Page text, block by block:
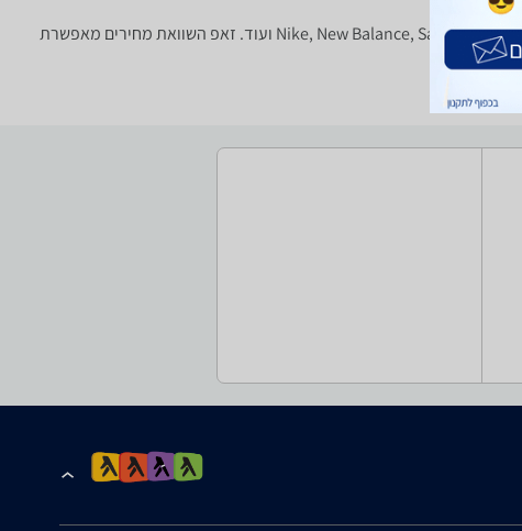
נעליים - ‏Bloch ‏גברים המבחר הגדול בארץ של נעלי ספורט, נעלי ריצה, נעלי הרים, נעליים אוסטרליות וכו' של טובי המותגים: Nike, New Balance, Saucony, Blundstone, RedBack ועוד. זאפ השוואת מחירים מאפשרת